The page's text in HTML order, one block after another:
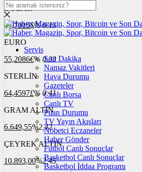
DOLAR
47,7015$% 0.15
EURO
55,2086€% 0.33
STERLİN
64,4597£% 0.41
GRAM ALTIN
6.649,55%2,42
ÇEYREK ALTIN
10.893,00%2,45
Servis
Son Dakika
Namaz Vakitleri
Hava Durumu
Gazeteler
Canlı Borsa
Canlı TV
Puan Durumu
TV Yayın Akışları
Nöbetçi Eczaneler
Haber Gönder
Futbol Canlı Sonuçlar
Basketbol Canlı Sonuçlar
Basketbol İddaa Programı